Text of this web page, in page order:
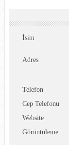
İsim
Adres
Telefon
Cep Telefonu
Website
Görüntüleme